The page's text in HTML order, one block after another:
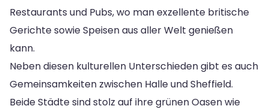
Restaurants und Pubs, wo man exzellente britische
Gerichte sowie Speisen aus aller Welt genießen
kann.
Neben diesen kulturellen Unterschieden gibt es auch
Gemeinsamkeiten zwischen Halle und Sheffield.
Beide Städte sind stolz auf ihre grünen Oasen wie